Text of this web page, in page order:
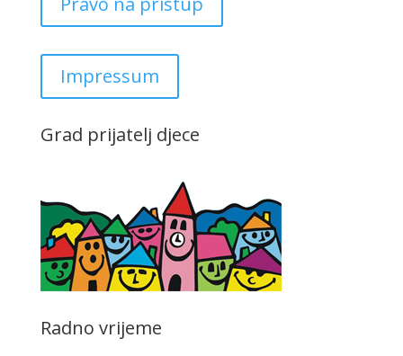
Impressum
Grad prijatelj djece
Radno vrijeme